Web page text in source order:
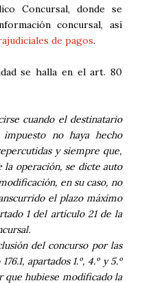
Concursal, donde se
concursal, así
de pagos.
se halla en el art. 80
cuando el destinatario
no haya hecho
y siempre que,
la operación, se dicte auto
en su caso, no
el plazo máximo
1 del artículo 21 de la
del concurso por las
apartados 1.º, 4.º y 5.º
que hubiese modificado la